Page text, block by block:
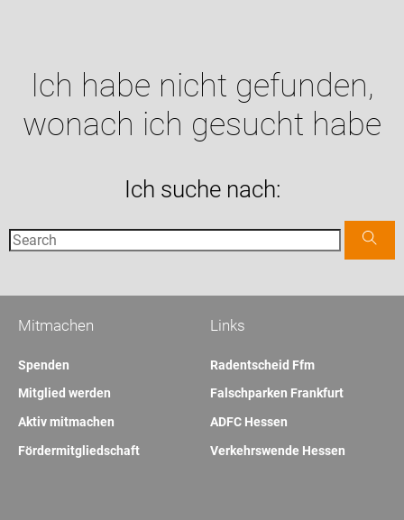
Ich habe nicht gefunden,
wonach ich gesucht habe
Ich suche nach:
Links
Radentscheid Ffm
Falschparken Frankfurt
ADFC Hessen
Verkehrswende Hessen
Mitmachen
Spenden
Mitglied werden
Aktiv mitmachen
Fördermitgliedschaft